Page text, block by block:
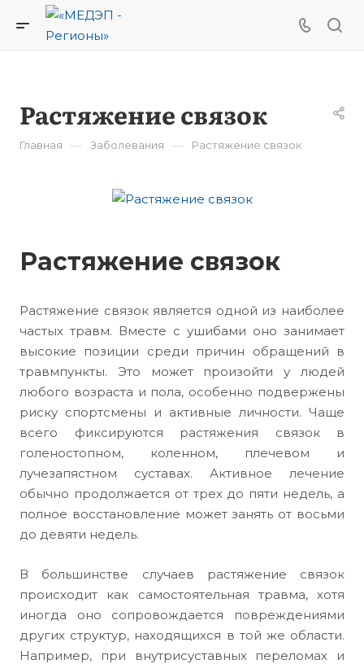
Растяжение связок
Главная — Заболевания — Растяжение связок
Растяжение связок
Растяжение связок является одной из наиболее
частых травм. Вместе с ушибами оно занимает
высокие позиции среди причин обращений в
травмпункты. Это может произойти у людей
любого возраста и пола, особенно подвержены
риску спортсмены и активные личности. Чаще
всего фиксируются растяжения связок в
голеностопном, коленном, плечевом и
лучезапястном суставах. Активное лечение
обычно продолжается от трех до пяти недель, а
полное восстановление может занять от восьми
до девяти недель.
В большинстве случаев растяжение связок
происходит как самостоятельная травма, хотя
иногда оно сопровождается повреждениями
других структур, находящихся в той же области.
Например, при внутрисуставных переломах и